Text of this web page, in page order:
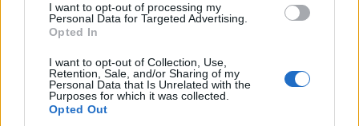
I want to opt-out of processing my
Personal Data for Targeted Advertising.
Opted In
I want to opt-out of Collection, Use,
Retention, Sale, and/or Sharing of my
Personal Data that Is Unrelated with the
Purposes for which it was collected.
Opted Out